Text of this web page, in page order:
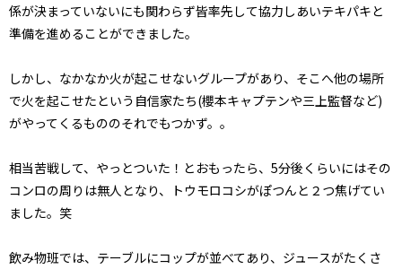
係が決まっていないにも関わらず皆率先して協力しあいテキパキと
準備を進めることができました。
しかし、なかなか火が起こせないグループがあり、そこへ他の場所
で火を起こせたという自信家たち(櫻本キャプテンや三上監督など)
がやってくるもののそれでもつかず。。
相当苦戦して、やっとついた！とおもったら、5分後くらいにはその
コンロの周りは無人となり、トウモロコシがぽつんと２つ焦げてい
ました。笑
飲み物班では、テーブルにコップが並べてあり、ジュースがたくさ